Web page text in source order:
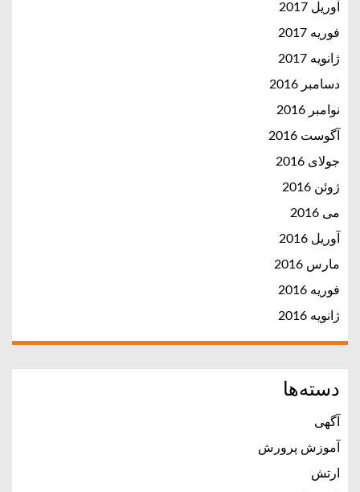
آوریل 2017
فوریه 2017
ژانویه 2017
دسامبر 2016
نوامبر 2016
آگوست 2016
جولای 2016
ژوئن 2016
می 2016
آوریل 2016
مارس 2016
فوریه 2016
ژانویه 2016
دسته‌ها
آگهی
آموزش پرورش
ارتش